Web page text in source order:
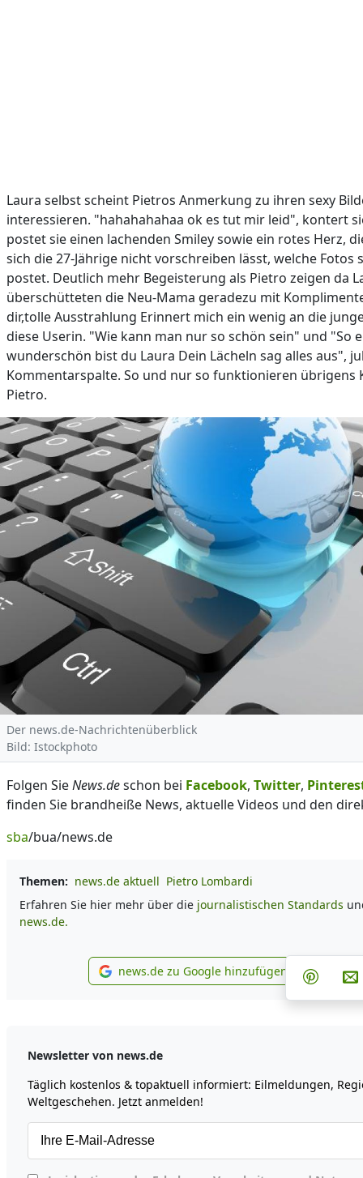
Laura selbst scheint Pietros Anmerkung zu ihren sexy
interessieren. "hahahahahaa ok es tut mir leid", kontert
postet sie einen lachenden Smiley sowie ein rotes Herz,
sich die 27-Jährige nicht vorschreiben lässt, welche Fotos
postet. Deutlich mehr Begeisterung als Pietro zeigen da
überschütteten die Neu-Mama geradezu mit
dir,tolle Ausstrahlung Erinnert mich ein wenig an die
diese Userin. "Wie kann man nur so schön sein" und "So
wunderschön bist du Laura Dein Lächeln sag alles aus",
Kommentarspalte. So und nur so funktionieren übrigens
Pietro.
Der news.de-Nachrichtenüberblick
Bild: Istockphoto
Folgen SieNews.deschon bei Facebook, Twitter,
finden Sie brandheiße News, aktuelle Videos und den
sba/bua/news.de
Themen: news.de aktuell Pietro Lombardi
Erfahren Sie hier mehr über die journalistischen Standards
news.de.
news.de zu Google
news.de zu Google hinzufügen Teilen
Newsletter von news.de
Täglich kostenlos & topaktuell informiert: Eilmeldungen,
Weltgeschehen. Jetzt anmelden!